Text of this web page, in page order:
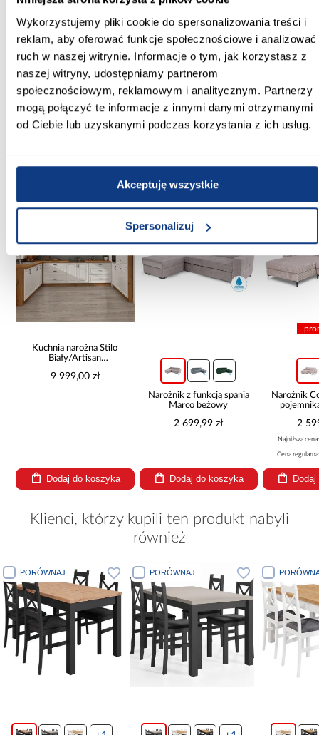
Wykorzystujemy pliki cookie do spersonalizowania treści i
reklam, aby oferować funkcje społecznościowe i analizować
ruch w naszej witrynie. Informacje o tym, jak korzystasz z
naszej witryny, udostępniamy partnerom
społecznościowym, reklamowym i analitycznym. Partnerzy
mogą połączyć te informacje z innymi danymi otrzymanymi
od Ciebie lub uzyskanymi podczas korzystania z ich usług.
Akceptuję wszystkie
Spersonalizuj
Głębokość krzesła (cm):
46
Wysokość do siedziska [cm]:
43.00
Zobacz więcej >
Inni Klienci sprawdzali również
Kuchnia narożna Stilo
Biały/Artisan
9 999,00 zł
Dodaj do koszyka
Narożnik z funkcją spania
Marco beżowy
2 699,99 zł
Dodaj do koszyka
Narożnik
2
Najniższa
Cena
Klienci, którzy kupili ten produkt nabyli
również
PORÓWNAJ PORÓWNAJ